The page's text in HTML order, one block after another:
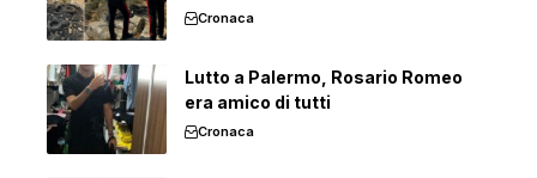
Cronaca
Lutto a Palermo, Rosario Romeo
era amico di tutti
Cronaca